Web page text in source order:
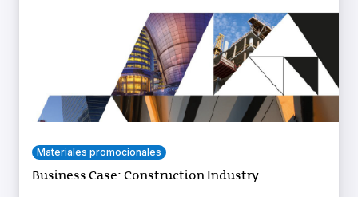
Materiales promocionales
Business Case: Construction Industry